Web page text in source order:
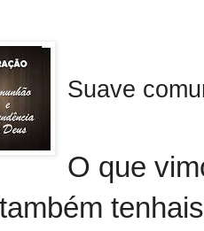
Suave
O que